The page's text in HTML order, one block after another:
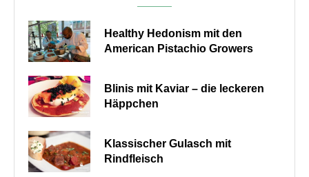
Healthy Hedonism mit den
American Pistachio Growers
Blinis mit Kaviar – die leckeren
Häppchen
Klassischer Gulasch mit
Rindfleisch